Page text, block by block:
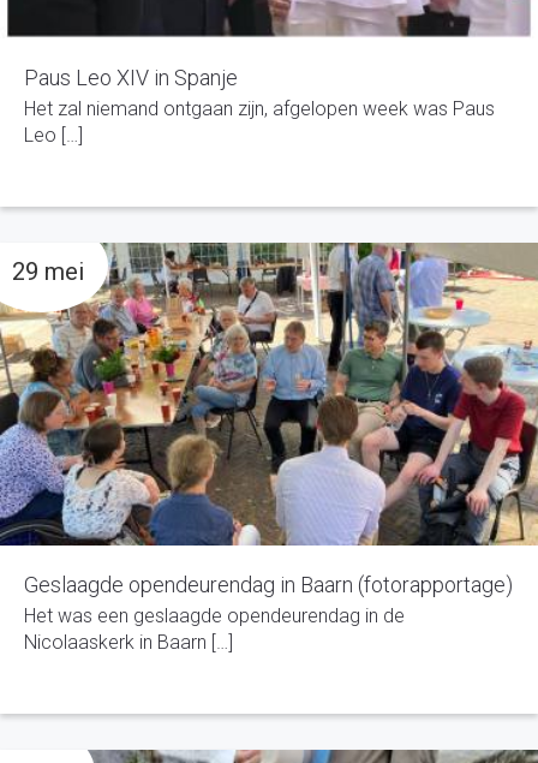
Paus Leo XIV in Spanje
Het zal niemand ontgaan zijn, afgelopen week was Paus
Leo […]
Geslaagde opendeurendag in Baarn (fotorapportage)
Het was een geslaagde opendeurendag in de
Nicolaaskerk in Baarn […]
29 mei